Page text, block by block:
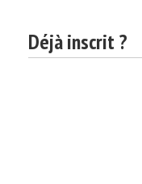
Déjà inscrit ?